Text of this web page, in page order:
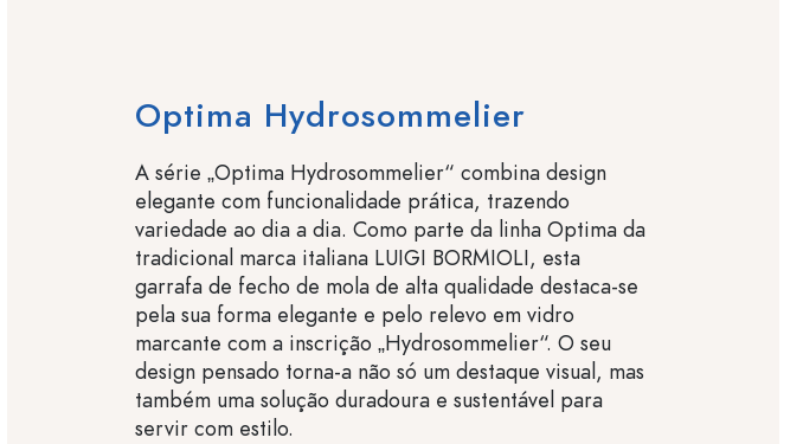
Optima Hydrosommelier
A série „Optima Hydrosommelier“ combina design
elegante com funcionalidade prática, trazendo
variedade ao dia a dia. Como parte da linha Optima da
tradicional marca italiana LUIGI BORMIOLI, esta
garrafa de fecho de mola de alta qualidade destaca-se
pela sua forma elegante e pelo relevo em vidro
marcante com a inscrição „Hydrosommelier“. O seu
design pensado torna-a não só um destaque visual, mas
também uma solução duradoura e sustentável para
servir com estilo.